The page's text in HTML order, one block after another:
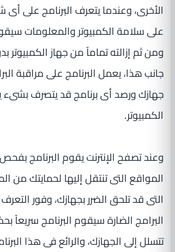
الأخرى، وعندما يتعرف البرنامج على
على سلامة الكمبيوتر والمعلومات
ومن ثم إزالته تماماً من جهاز الكمبيوتر
جانب هذا، يعمل البرنامج على مراقبة
جهازك ورصد أى برنامج قد يتصرف
الكمبيوتر.
وعند تصفح الإنترنت يقوم البرنامج
المواقع التى تنتقل إليها لحمايتك من
التى قد تلحق الضرر بجهازك، وفور
البرامج الضارة سيقوم البرنامج سريعاً
تتسلل إلى الجهازك، والرائع فى هذا